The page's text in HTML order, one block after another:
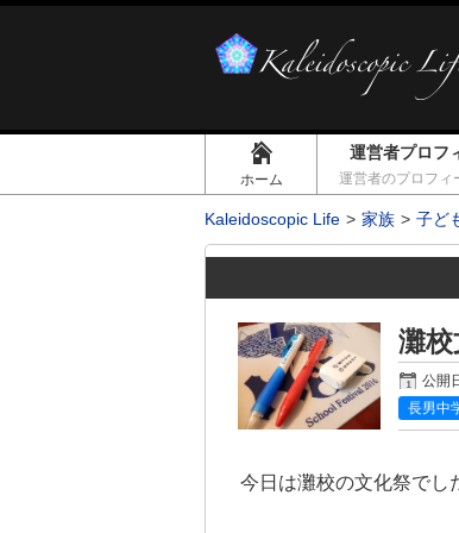
ホーム
運営者プロフ
運営者のプロフィ
Kaleidoscopic Life 家族 子ど
灘
公開
長男中
今日は灘校の文化祭でし